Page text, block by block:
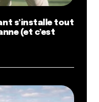
s’installe tout
(et c’est